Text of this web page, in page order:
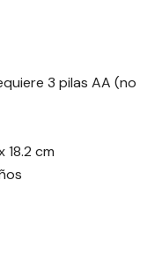
3 pilas AA (no
18.2 cm